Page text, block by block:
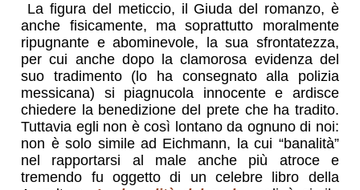
La figura del meticcio, il Giuda del romanzo, è
anche fisicamente, ma soprattutto moralmente
ripugnante e abominevole, la sua sfrontatezza,
per cui anche dopo la clamorosa evidenza del
suo tradimento (lo ha consegnato alla polizia
messicana) si piagnucola innocente e ardisce
chiedere la benedizione del prete che ha tradito.
Tuttavia egli non è così lontano da ognuno di noi:
non è solo simile ad Eichmann, la cui “banalità”
nel rapportarsi al male anche più atroce e
tremendo fu oggetto di un celebre libro della